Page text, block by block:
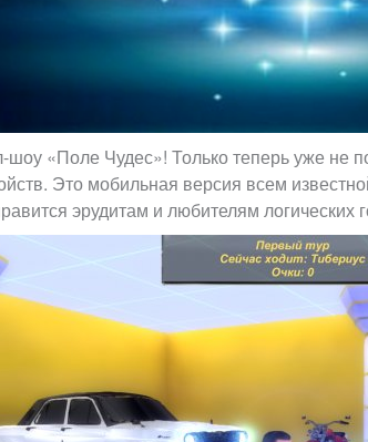
«Поле Чудес»! Только теперь уже не
Это мобильная версия всем
эрудитам и любителям логических